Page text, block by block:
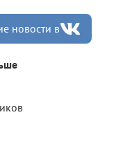
новости в